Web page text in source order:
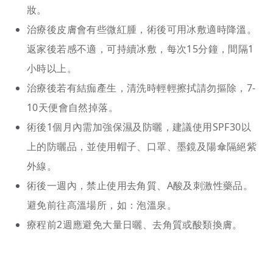
妝。
治療後皮膚會有些微紅腫，術後可用冰敷適時降溫。
返家後若感不適，可持續冰敷，每次15分鐘，間隔1
小時以上。
治療後若有結痂產生，清洗時輕輕擦拭請勿摳除，7-
10天便會自然掉落。
術後1個月內需加強保濕及防曬，建議使用SPF30以
上的防曬品，並使用帽子、口罩、墨鏡及陽傘隔絕紫
外線。
術後一週內，禁止使用去角質、A酸及刺激性藥品。
避免前往高溫場所，如：泡溫泉。
療程前2週應避免大量日曬、去角質或酸類換膚。